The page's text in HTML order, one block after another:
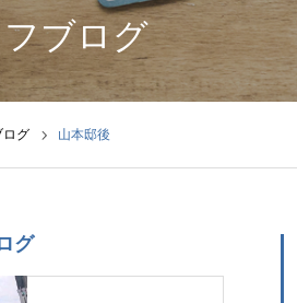
ブログ
ログ 山本邸後
グ